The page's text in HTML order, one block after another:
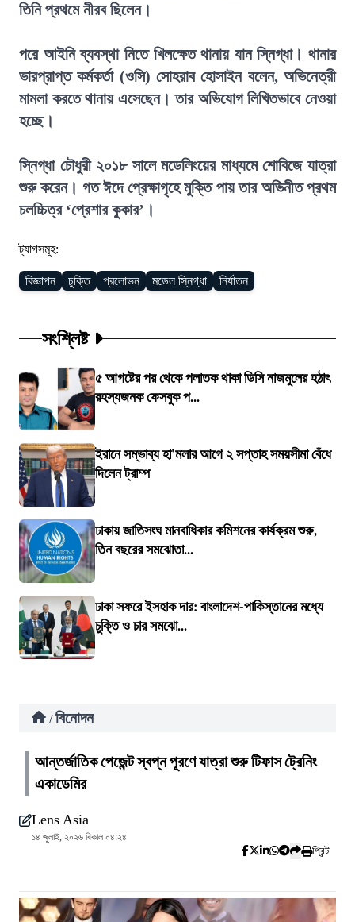
তিনি প্রথমে নীরব ছিলেন।
পরে আইনি ব্যবস্থা নিতে খিলক্ষেত থানায় যান স্নিগ্ধা। থানার
ভারপ্রাপ্ত কর্মকর্তা (ওসি) সোহরাব হোসাইন বলেন, অভিনেত্রী
মামলা করতে থানায় এসেছেন। তার অভিযোগ লিখিতভাবে নেওয়া
হচ্ছে।
স্নিগ্ধা চৌধুরী ২০১৮ সালে মডেলিংয়ের মাধ্যমে শোবিজে যাত্রা
শুরু করেন। গত ঈদে প্রেক্ষাগৃহে মুক্তি পায় তার অভিনীত প্রথম
চলচ্চিত্র ‘প্রেশার কুকার’।
ট্যাগসমূহ:
বিজ্ঞাপন চুক্তি প্রলোভন মডেল স্নিগ্ধা নির্যাতন
সংশ্লিষ্ট
৫ আগষ্টের পর থেকে পলাতক থাকা ডিসি নাজমুলের হঠাৎ
রহস্যজনক ফেসবুক প...
ইরানে সম্ভাব্য হা'মলার আগে ২ সপ্তাহ সময়সীমা বেঁধে
দিলেন ট্রাম্প
ঢাকায় জাতিসংঘ মানবাধিকার কমিশনের কার্যক্রম শুরু,
তিন বছরের সমঝোতা...
ঢাকা সফরে ইসহাক দার: বাংলাদেশ-পাকিস্তানের মধ্যে
চুক্তি ও চার সমঝো...
/ বিনোদন
আন্তর্জাতিক পেজেন্ট স্বপ্ন পূরণে যাত্রা শুরু টিফাস ট্রেনিং
একাডেমির
Lens Asia
১৪ জুলাই, ২০২৬ বিকাল ০৪:২৪
প্রিন্ট